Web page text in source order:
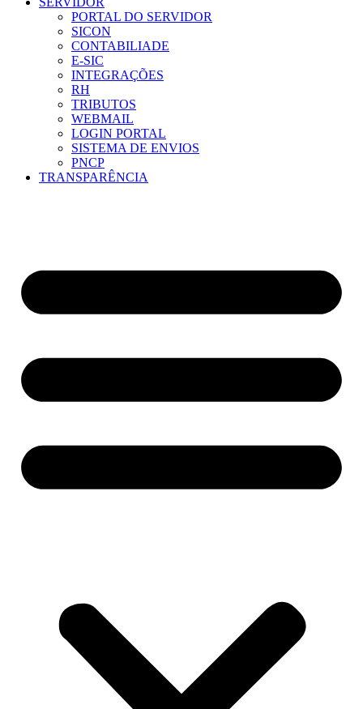
PORTAL DO SERVIDOR
SICON
CONTABILIADE
E-SIC
INTEGRAÇÕES
RH
TRIBUTOS
WEBMAIL
LOGIN PORTAL
SISTEMA DE ENVIOS
PNCP
TRANSPARÊNCIA